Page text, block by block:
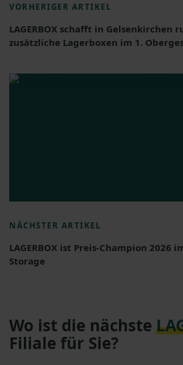
VORHERIGER ARTIKEL
LAGERBOX schafft in Gelsenkirchen
zusätzliche Lagerboxen im 1.
NÄCHSTER ARTIKEL
LAGERBOX ist Preis-Champion 2026
Storage
Wo ist die nächste
Filiale für Sie?